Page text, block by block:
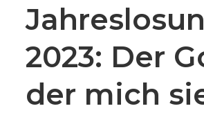
2023: Der
der mich